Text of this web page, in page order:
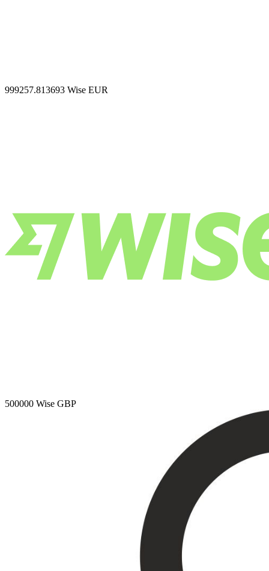
999257.813693 Wise EUR
500000 Wise GBP